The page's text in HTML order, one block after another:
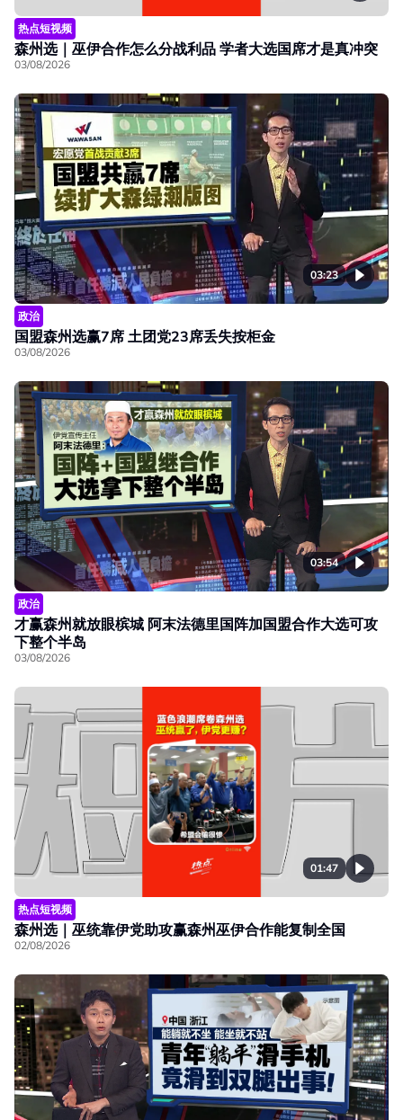
热点短视频
森州选｜巫伊合作怎么分战利品 学者大选国席才是真冲突
03/08/2026
03:23
政治
国盟森州选赢7席 土团党23席丢失按柜金
03/08/2026
03:54
政治
才赢森州就放眼槟城 阿末法德里国阵加国盟合作大选可攻
下整个半岛
03/08/2026
01:47
热点短视频
森州选｜巫统靠伊党助攻赢森州巫伊合作能复制全国
02/08/2026